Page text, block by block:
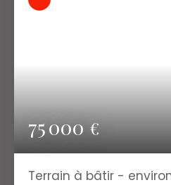
75 000€
Terrain à bâtir -